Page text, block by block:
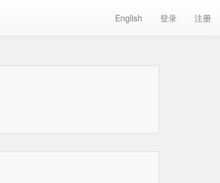
English 登录 注册